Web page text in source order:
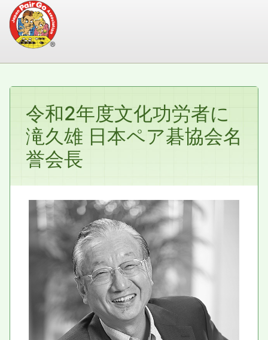
令和2年度文化功労者に
滝久雄 日本ペア碁協会名
誉会長